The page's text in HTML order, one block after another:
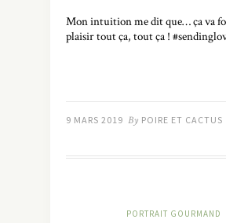
Mon intuition me dit que… ça va
plaisir tout ça, tout ça !
9 MARS 2019 By POIRE ET CACTUS
PORTRAIT GOURMAND